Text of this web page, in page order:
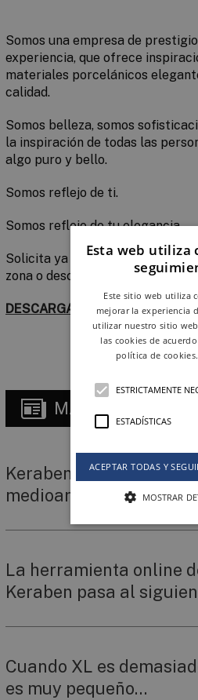
Somos una empresa de
experiencia, que ofrece
materiales porcelánicos
calidad.
Somos belleza, somos
la inspiración de todas las
algo puro y bello.
Somos reflejo de ti.
Somos reflejo de tu elegancia.
Solicita ya el catálogo físico al
zona o descárgalo en PDF a
DESCARGAR CATÁLOGO
MÁS
Keraben Grupo
medioambiental
La herramienta online
Keraben pasa al
Cuando XL es
es muy pequeño…
Esta web utiliza
Este sitio web utiliza
mejorar la experiencia
utilizar nuestro sitio
las cookies de
política de cookies.
ESTRICTAMENTE
ESTADÍSTICAS
ACEPTAR TODAS Y
MOSTRAR